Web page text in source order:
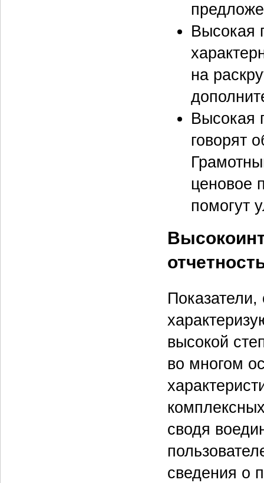
Высокая
на
Высокая
говорят
ценовое
помогут
Показатели,
высокой
во многом
сводя
сведения о